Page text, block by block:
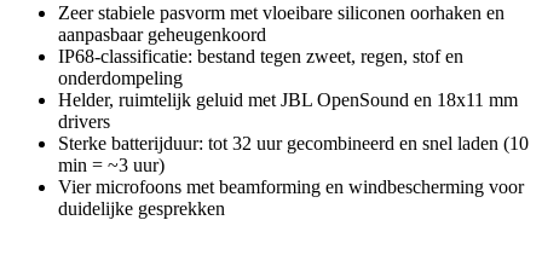
Zeer stabiele pasvorm met vloeibare siliconen oorhaken en
aanpasbaar geheugenkoord
IP68-classificatie: bestand tegen zweet, regen, stof en
onderdompeling
Helder, ruimtelijk geluid met JBL OpenSound en 18x11 mm
drivers
Sterke batterijduur: tot 32 uur gecombineerd en snel laden (10
min = ~3 uur)
Vier microfoons met beamforming en windbescherming voor
duidelijke gesprekken